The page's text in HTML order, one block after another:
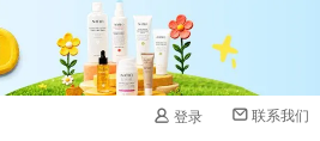
登录 联系我们